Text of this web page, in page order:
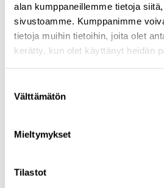
alan kumppaneillemme tietoja
sivustoamme. Kumppanimme
tietoja muihin tietoihin, joita olet
kerätty, kun olet käyttänyt heidän
valinta
Välttämätön
Mieltymykset
Tilastot